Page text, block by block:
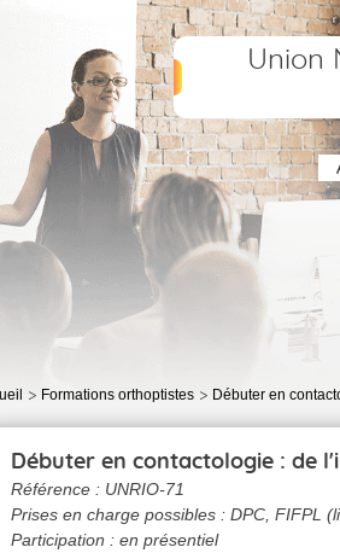
Union
Formations orthoptistes Débuter en
Débuter en contactologie : de
Référence : UNRIO-71
Prises en charge possibles : DPC, FIFPL
Participation : en présentiel